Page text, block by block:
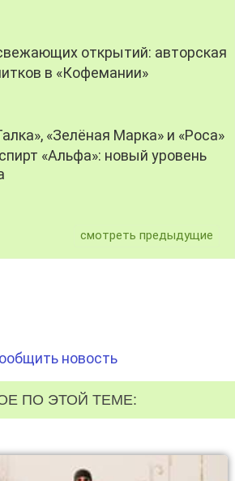
открытий: авторская
в «Кофемании»
«Зелёная Марка» и «Роса»
«Альфа»: новый уровень
смотреть предыдущие
новость
ПО ЭТОЙ ТЕМЕ: